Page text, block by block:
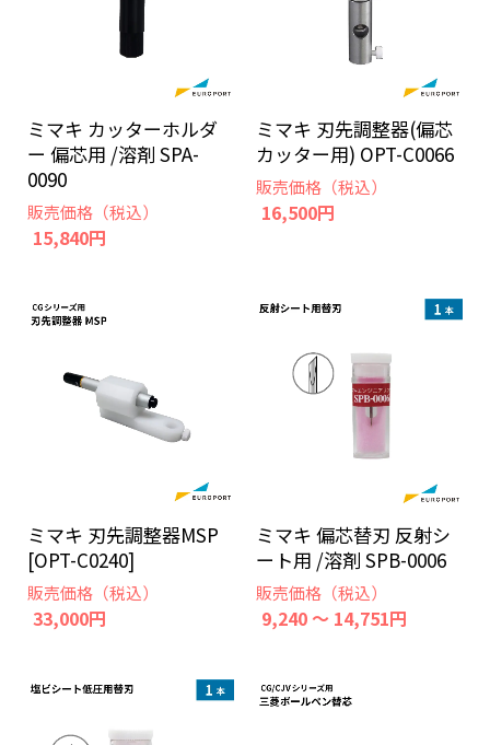
ミマキ カッターホルダ
ー 偏芯用 /溶剤 SPA-
0090
販売価格（税込）
15,840円
ミマキ 刃先調整器(偏芯
カッター用) OPT-C0066
販売価格（税込）
16,500円
ミマキ 刃先調整器MSP
[OPT-C0240]
販売価格（税込）
33,000円
ミマキ 偏芯替刃 反射シ
ート用 /溶剤 SPB-0006
販売価格（税込）
9,240 ～ 14,751円